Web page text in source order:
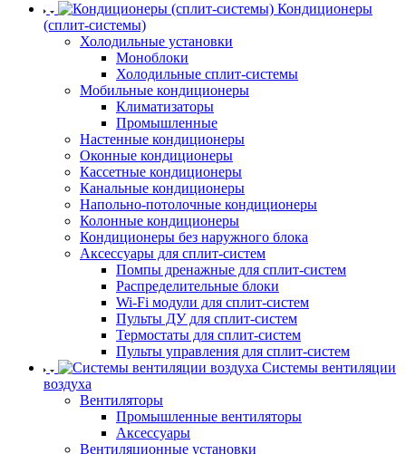
Кондиционеры
(сплит-системы)
Холодильные установки
Моноблоки
Холодильные сплит-системы
Мобильные кондиционеры
Климатизаторы
Промышленные
Настенные кондиционеры
Оконные кондиционеры
Кассетные кондиционеры
Канальные кондиционеры
Напольно-потолочные кондиционеры
Колонные кондиционеры
Кондиционеры без наружного блока
Аксессуары для сплит-систем
Помпы дренажные для сплит-систем
Распределительные блоки
Wi-Fi модули для сплит-систем
Пульты ДУ для сплит-систем
Термостаты для сплит-систем
Пульты управления для сплит-систем
Системы вентиляции
воздуха
Вентиляторы
Промышленные вентиляторы
Аксессуары
Вентиляционные установки